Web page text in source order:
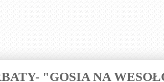
"GOSIA NA